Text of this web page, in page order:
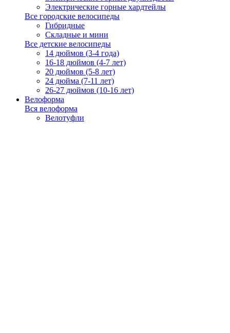
Электрические горные хардтейлы
Все городские велосипеды
Гибридные
Складные и мини
Все детские велосипеды
14 дюймов (3-4 года)
16-18 дюймов (4-7 лет)
20 дюймов (5-8 лет)
24 дюйма (7-11 лет)
26-27 дюймов (10-16 лет)
Велоформа
Вся велоформа
Велотуфли